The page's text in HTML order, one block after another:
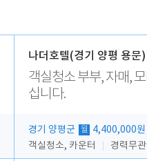
나더호텔(경기 양평 용문)
객실청소 부부, 자매,
십니다.
경기 양평군 월
4,400,000원
객실청소, 카운터
경력무관